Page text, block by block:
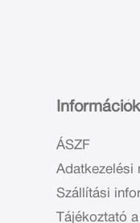
Információk
ÁSZF
Adatkezelési
Szállítási
Tájékoztató